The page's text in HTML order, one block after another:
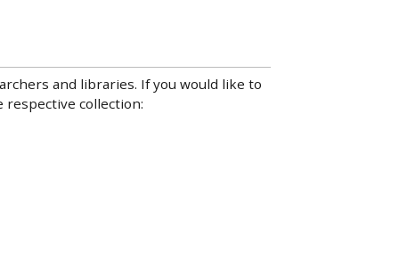
and libraries. If you would like to
collection: